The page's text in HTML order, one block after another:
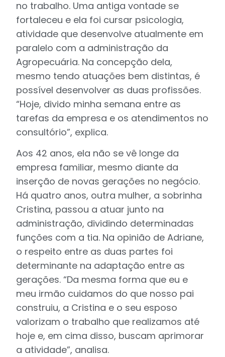
no trabalho. Uma antiga vontade se
fortaleceu e ela foi cursar psicologia,
atividade que desenvolve atualmente em
paralelo com a administração da
Agropecuária. Na concepção dela,
mesmo tendo atuações bem distintas, é
possível desenvolver as duas profissões.
“Hoje, divido minha semana entre as
tarefas da empresa e os atendimentos no
consultório”, explica.
Aos 42 anos, ela não se vê longe da
empresa familiar, mesmo diante da
inserção de novas gerações no negócio.
Há quatro anos, outra mulher, a sobrinha
Cristina, passou a atuar junto na
administração, dividindo determinadas
funções com a tia. Na opinião de Adriane,
o respeito entre as duas partes foi
determinante na adaptação entre as
gerações. “Da mesma forma que eu e
meu irmão cuidamos do que nosso pai
construiu, a Cristina e o seu esposo
valorizam o trabalho que realizamos até
hoje e, em cima disso, buscam aprimorar
a atividade”, analisa.